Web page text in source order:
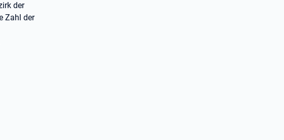
der
Zahl der